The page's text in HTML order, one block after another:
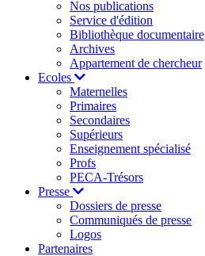
Nos publications
Service d'édition
Bibliothèque documentaire
Archives
Appartement de chercheur
Ecoles
Maternelles
Primaires
Secondaires
Supérieurs
Enseignement spécialisé
Profs
PECA-Trésors
Presse
Dossiers de presse
Communiqués de presse
Logos
Partenaires